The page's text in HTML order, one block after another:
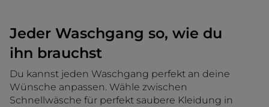
Jeder Waschgang so, wie du
ihn brauchst
Du kannst jeden Waschgang perfekt an deine
Wünsche anpassen. Wähle zwischen
Schnellwäsche für perfekt saubere Kleidung in